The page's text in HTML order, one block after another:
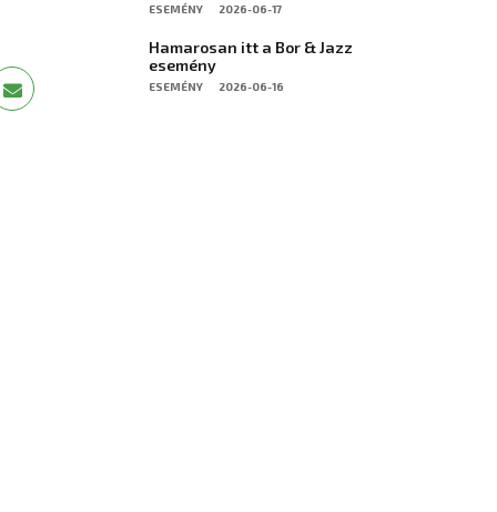
ESEMÉNY 2026-06-17
Hamarosan itt a Bor & Jazz
esemény
ESEMÉNY 2026-06-16